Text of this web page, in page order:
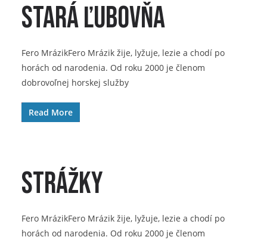
Stará Ľubovňa
Fero MrázikFero Mrázik žije, lyžuje, lezie a chodí po
horách od narodenia. Od roku 2000 je členom
dobrovoľnej horskej služby
Read More
Strážky
Fero MrázikFero Mrázik žije, lyžuje, lezie a chodí po
horách od narodenia. Od roku 2000 je členom